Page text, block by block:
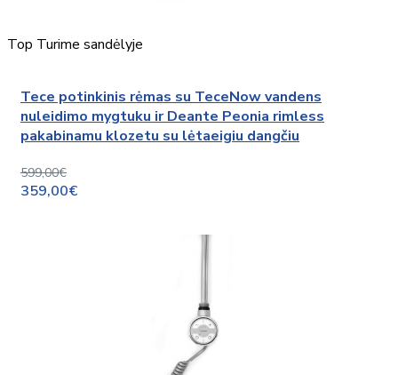
Top Turime sandėlyje
Tece potinkinis rėmas su TeceNow vandens
nuleidimo mygtuku ir Deante Peonia rimless
pakabinamu klozetu su lėtaeigiu dangčiu
599,00€
359,00€